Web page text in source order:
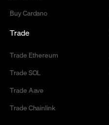
Buy Cardano
Trade
Trade Ethereum
Trade SOL
Trade Aave
Trade Chainlink